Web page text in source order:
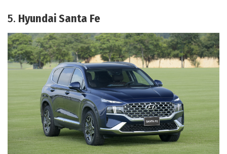
5. Hyundai Santa Fe